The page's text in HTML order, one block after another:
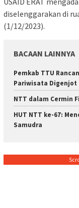
diselenggarakan di
(1/12/2023).
BACAAN LAINNYA
Pemkab TTU
Pariwisata Digenjot
NTT dalam Cermin
HUT NTT ke-67:
Samudra